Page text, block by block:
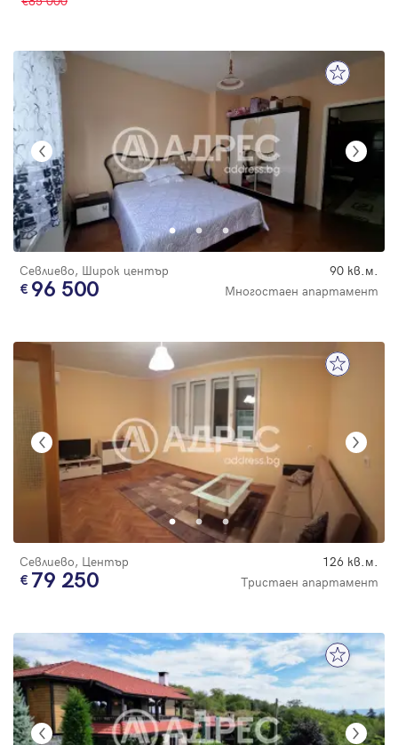
Севлиево, Широк център 90 кв.м.
96 500 Многостаен апартамент
Севлиево, Център 126 кв.м.
79 250 Тристаен апартамент